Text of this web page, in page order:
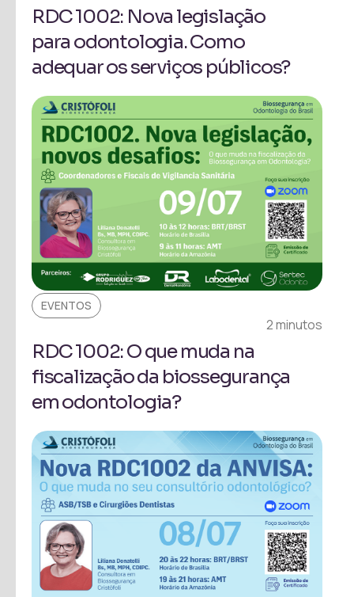
RDC 1002: Nova legislação
para odontologia. Como
adequar os serviços públicos?
EVENTOS
2 minutos
RDC 1002: O que muda na
fiscalização da biossegurança
em odontologia?